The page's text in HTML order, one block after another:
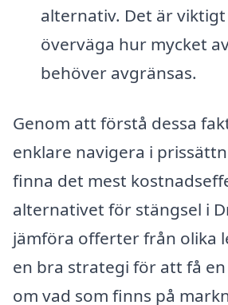
alternativ. Det är
överväga hur mycket
behöver avgränsas.
Genom att förstå dessa
enklare navigera i
finna det mest
alternativet för stängsel i
jämföra offerter från olika
en bra strategi för att få
om vad som finns på